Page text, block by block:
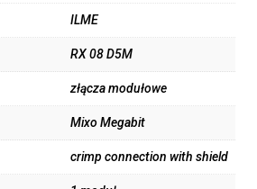
ILME
RX 08 D5M
złącza modułowe
Mixo Megabit
crimp connection with shield